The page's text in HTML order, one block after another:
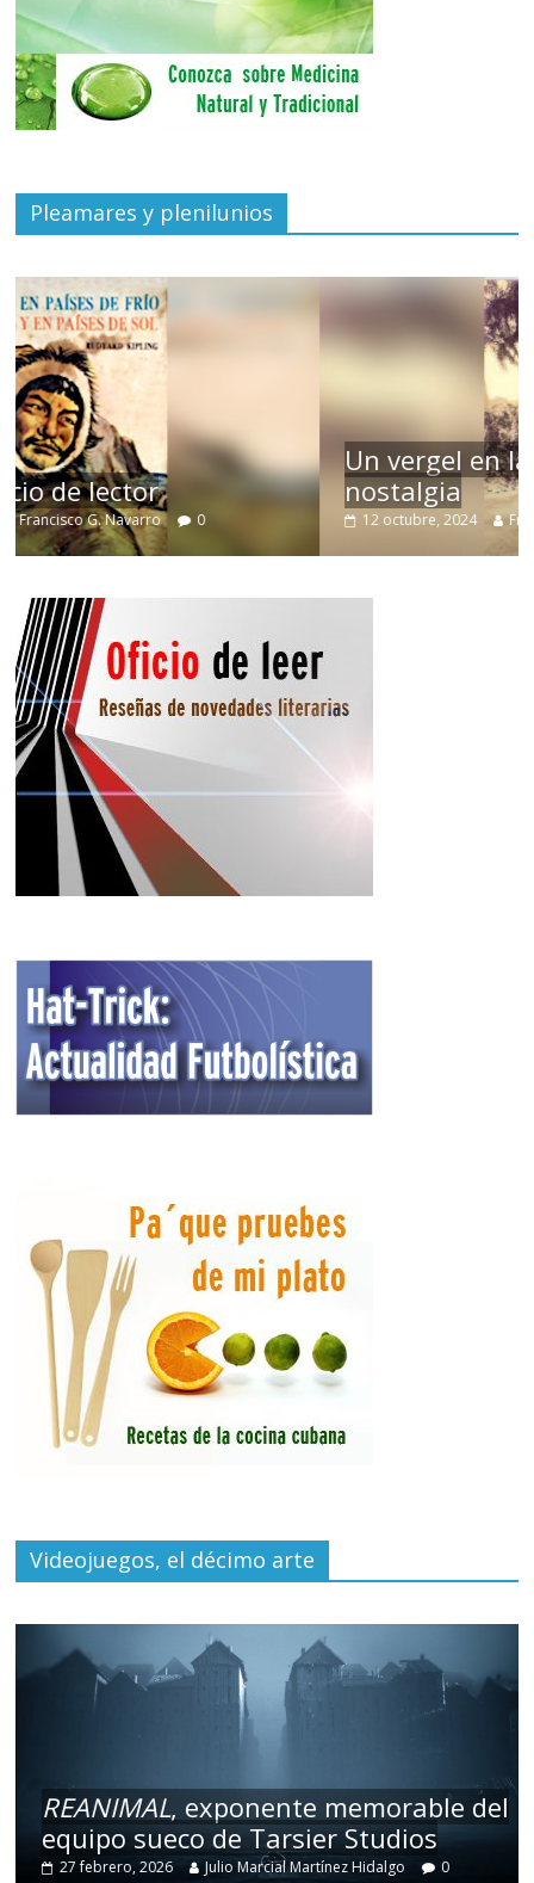
Pleamares y plenilunios
Un vergel en las nieblas de la
nostalgia
12 octubre, 2024 Francisco G. Navarro 0
Videojuegos, el décimo arte
REANIMAL, exponente memorable del
equipo sueco de Tarsier Studios
27 febrero, 2026 Julio Marcial Martínez Hidalgo 0